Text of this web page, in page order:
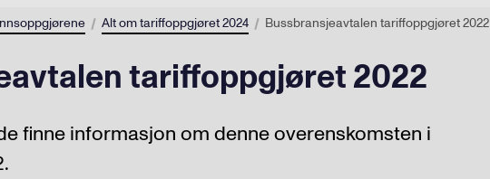
Alt om tariffoppgjøret 2024 Bussbransjeavtalen tariffoppgjøret 2022
tariffoppgjøret 2022
finne informasjon om denne overenskomsten i